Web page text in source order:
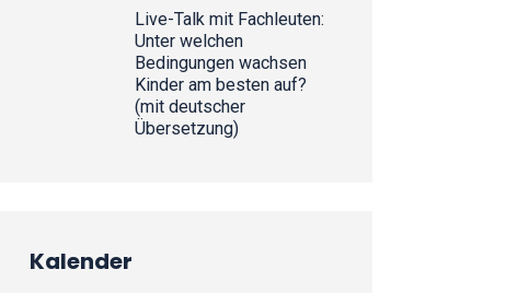
Live-Talk mit Fachleuten:
Unter welchen
Bedingungen wachsen
Kinder am besten auf?
(mit deutscher
Übersetzung)
Kalender